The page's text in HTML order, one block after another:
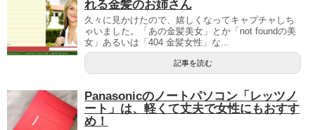
れる金髪のお姉さん
久々に見かけたので、嬉しくなってキャプチャしち
ゃいました。「あの金髪美女」とか「not foundの美
女」あるいは「404 金髪女性」な...
記事を読む
Panasonicのノートパソコン「レッツノ
ート」は、軽くて丈夫で女性にもおすす
め！